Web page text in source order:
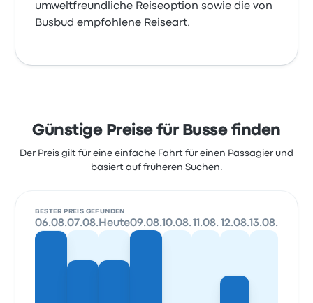
umweltfreundliche Reiseoption sowie die von
Busbud empfohlene Reiseart.
Günstige Preise für Busse finden
Der Preis gilt für eine einfache Fahrt für einen Passagier und
basiert auf früheren Suchen.
BESTER PREIS GEFUNDEN
06.08.07.08. Heute09.08.10.08. 11.08. 12.08.13.08.